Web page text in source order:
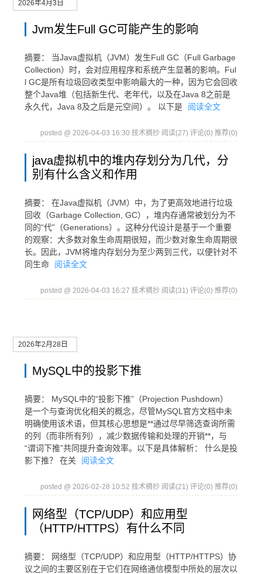
2026年4月3日
Jvm发生Full GC可能产生的影响
摘要： 当Java虚拟机（JVM）发生Full GC（Full Garbage
Collection）时，会对应用程序和系统产生显著的影响。Ful
l GC是所有垃圾回收类型中影响最大的一种，因为它会回收
整个Java堆（包括新生代、老年代，以及在Java 8之前是
永久代，Java 8及之后是元空间）。 以下是
阅读全文
posted @ 2026-04-03 16:30 技术摘抄 阅读(27) 评论(0) 推荐(0)
java虚拟机中的堆内存划分为几代，分
别有什么含义和作用
摘要： 在Java虚拟机（JVM）中，为了更高效地进行垃圾
回收（Garbage Collection, GC），堆内存通常被划分为不
同的“代”（Generations）。这种分代设计是基于一个重要
的观察：大多数对象生命周期很短，而少数对象生命周期很
长。因此，JVM将堆内存划分为至少两到三代，以便针对不
同生命
阅读全文
posted @ 2026-04-03 16:27 技术摘抄 阅读(31) 评论(0) 推荐(0)
2026年2月28日
MySQL中的投影下推
摘要： MySQL中的“投影下推”（Projection Pushdown）
是一个与查询优化相关的概念，尽管MySQL官方文档中未
明确使用该术语，但其核心思想是**通过尽早筛选查询所需
的列（而非所有列），减少数据传输和处理的开销**，与
“谓词下推”共同提升查询效率。以下是具体解析： 什么是投
影下推？ 在关
阅读全文
posted @ 2026-02-28 10:52 技术摘抄 阅读(21) 评论(0) 推荐(0)
网络型（TCP/UDP）和应用型
（HTTP/HTTPS）有什么不同
摘要： 网络型（TCP/UDP）和应用型（HTTP/HTTPS）协
议之间的主要区别在于它们在网络通信模型中所处的层次以